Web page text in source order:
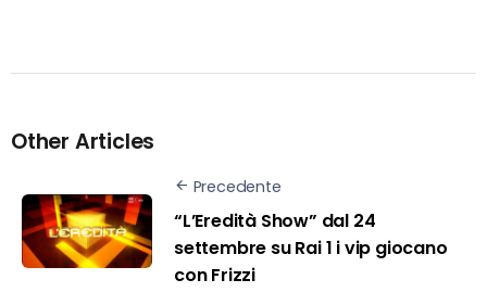
Other Articles
Precedente
“L’Eredità Show” dal 24
settembre su Rai 1 i vip giocano
con Frizzi